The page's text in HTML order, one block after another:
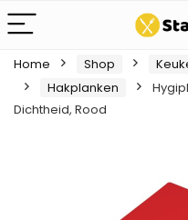
Home Shop
Hakplanken
Dichtheid, Rood